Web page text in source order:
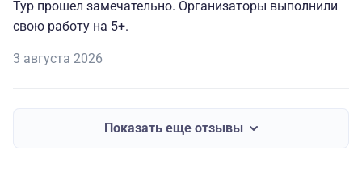
Тур прошел замечательно. Организаторы выполнили
свою работу на 5+.
3 августа 2026
Показать еще отзывы